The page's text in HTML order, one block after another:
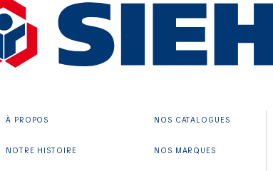
À PROPOS
NOTRE HISTOIRE
NOS CATALOGUES
NOS MARQUES